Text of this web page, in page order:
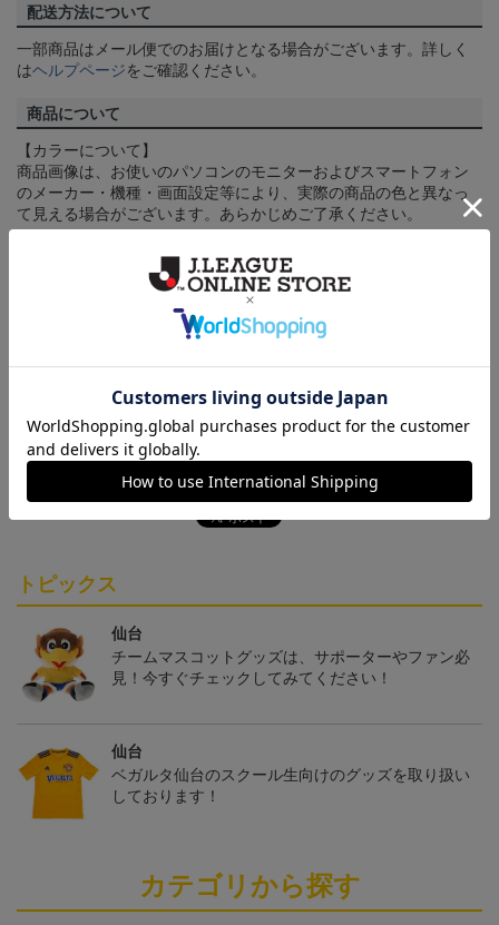
配送方法について
一部商品はメール便でのお届けとなる場合がございます。詳しく
はヘルプページをご確認ください。
商品について
【カラーについて】
商品画像は、お使いのパソコンのモニターおよびスマートフォン
のメーカー・機種・画面設定等により、実際の商品の色と異なっ
て見える場合がございます。あらかじめご了承ください。
取り扱い商品によっては、パッケージやデザインなどの仕様が予
告なく変更になることがございます。
ギフト対応について
ヘルプページ
トピックス
仙台
チームマスコットグッズは、サポーターやファン必
見！今すぐチェックしてみてください！
仙台
ベガルタ仙台のスクール生向けのグッズを取り扱い
しております！
カテゴリから探す